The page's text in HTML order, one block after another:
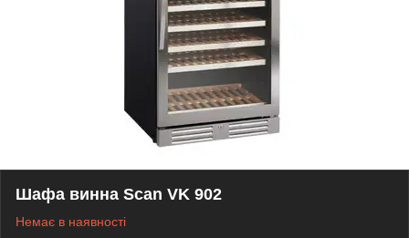
Шафа винна Scan VK 902
Немає в наявності